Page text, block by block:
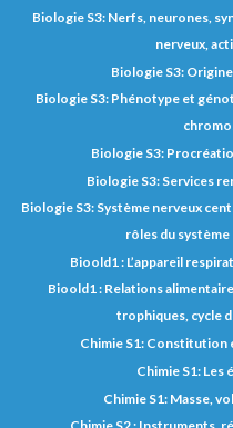
Biologie S3: Nerfs, neurones,
nerveux,
Biologie S3:
Biologie S3: Phénotype et
Biologie S3:
Biologie S3: Services
Biologie S3: Système nerveux
rôles du système
Bioold1 : L’appareil
Bioold1 : Relations
trophiques, cycle
Chimie S1: Constitution
Chimie S1: Les
Chimie S1: Masse,